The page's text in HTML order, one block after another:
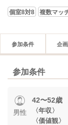
個室8対8 複数マッ
参加条件 企
参加条件
男性
42〜52歳
〈年収〉
〈価値観